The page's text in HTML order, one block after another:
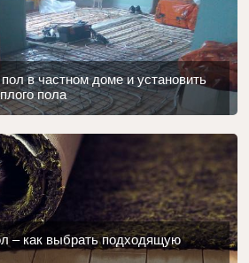
в частном доме и установить
пола
– как выбрать подходящую